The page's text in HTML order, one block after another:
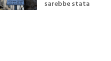
efficace se preceduta